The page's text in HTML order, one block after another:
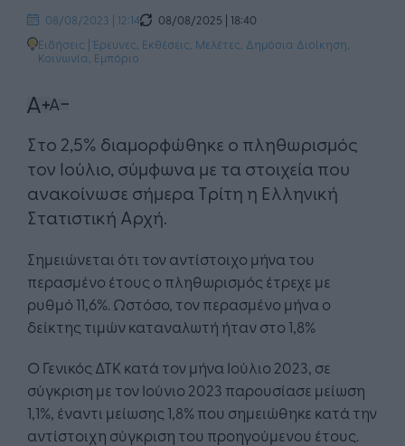
08/08/2023 | 12:14
08/08/2025 | 18:40
Ειδήσεις |Έρευνες, Εκθέσεις, Μελέτες Δημόσια Διοίκηση
Κοινωνία Εμπόριο
Στο 2,5% διαμορφώθηκε ο πληθωρισμός
τον Ιούλιο, σύμφωνα με τα στοιχεία που
ανακοίνωσε σήμερα Τρίτη η Ελληνική
Στατιστική Αρχή.
Σημειώνεται ότι τον αντίστοιχο μήνα του
περασμένο έτους ο πληθωρισμός έτρεχε με
ρυθμό 11,6%. Ωστόσο, τον περασμένο μήνα ο
δείκτης τιμών καταναλωτή ήταν στο 1,8%
Ο Γενικός ΔΤΚ κατά τον μήνα Ιούλιο 2023, σε
σύγκριση με τον Ιούνιο 2023 παρουσίασε μείωση
1,1%, έναντι μείωσης 1,8% που σημειώθηκε κατά την
αντίστοιχη σύγκριση του προηγούμενου έτους.